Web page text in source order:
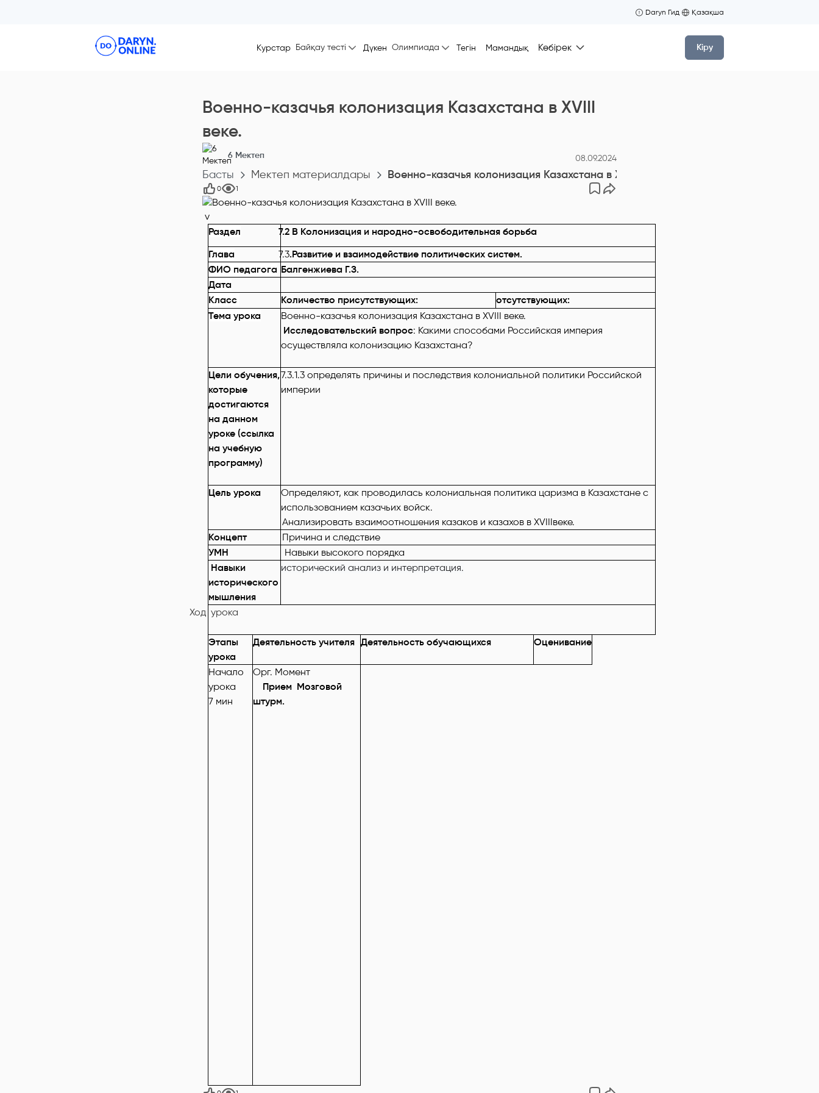
Daryn Гид Қазақша
Курстар Байқау тесті Дүкен Олимпиада Тегін Мамандық Көбірек Кіру
Военно-казачья колонизация Казахстана в XVIII
веке.
6 Мектеп 08.09.2024
Басты Мектеп материалдары Военно-казачья колонизация Казахстана в XVIII веке.
0 1
v
Раздел
7.2 В Колонизация и народно-освободительная борьба
Глава
7.3.Развитие и взаимодействие политических систем.
ФИО педагога Балгенжиева Г.З.
Дата
Класс
Количество присутствующих:
отсутствующих:
Тема урока
Военно-казачья колонизация Казахстана в XVIII веке.
Исследовательский вопрос: Какими способами Российская империя
осуществляла колонизацию Казахстана?
Цели обучения,
которые
достигаются
на данном
уроке (ссылка
на учебную
программу)
7.3.1.3 определять причины и последствия колониальной политики Российской
империи
Цель урока
Определяют, как проводилась колониальная политика царизма в Казахстане с
использованием казачьих войск.
Анализировать взаимоотношения казаков и казахов в XVIIIвеке.
Концепт
Причина и следствие
УМН
Навыки высокого порядка
Навыки
исторического
мышления
исторический анализ и интерпретация.
Ход урока
Этапы
урока
Деятельность учителя Деятельность обучающихся Оценивание
Начало
урока
7 мин
Орг. Момент
Прием Мозговой
штурм.